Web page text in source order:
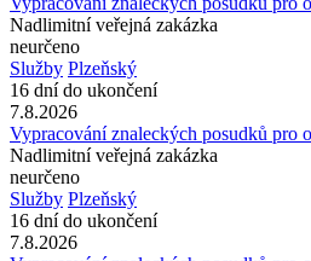
Nadlimitní veřejná zakázka
neurčeno
Služby Plzeňský
16 dní do ukončení
7.8.2026
Vypracování znaleckých posudků pro
Nadlimitní veřejná zakázka
neurčeno
Služby Plzeňský
16 dní do ukončení
7.8.2026